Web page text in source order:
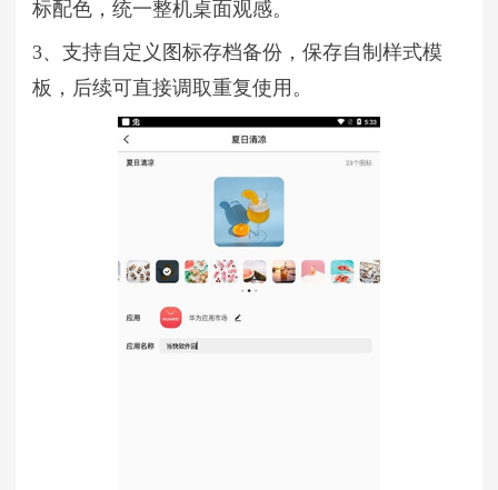
标配色，统一整机桌面观感。
3、支持自定义图标存档备份，保存自制样式模
板，后续可直接调取重复使用。